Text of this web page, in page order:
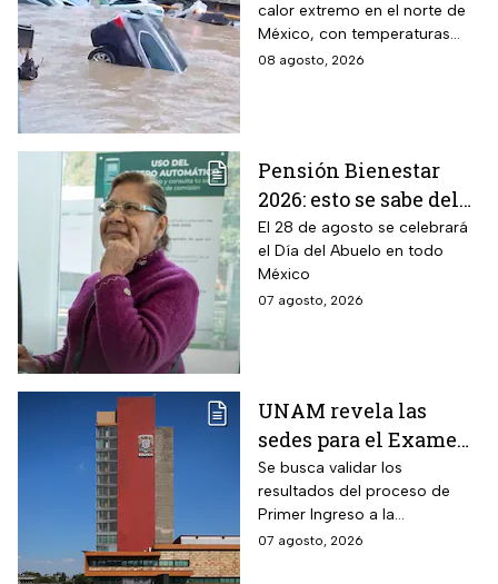
desbordamiento de
ríos por lluvias
intensas en dos
calor extremo en el norte de
México, con temperaturas
superiores a 45°C en el
08 agosto, 2026
Pensión Bienestar
2026: esto se sabe del
pago por el Día del
Abuelo en agosto
El 28 de agosto se celebrará
el Día del Abuelo en todo
México
07 agosto, 2026
UNAM revela las
sedes para el Examen
de control 2026;
consulta dónde será
Se busca validar los
resultados del proceso de
Primer Ingreso a la
Licenciatura luego de
07 agosto, 2026